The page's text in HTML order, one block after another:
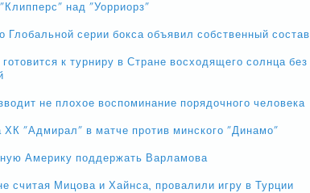
над "Уорриорз"
Глобальной серии бокса объявил собственный состав
к турниру в Стране восходящего солнца без
не плохое воспоминание порядочного человека
ХК "Адмирал" в матче против минского "Динамо"
Америку поддержать Варламова
считая Мицова и Хайнса, провалили игру в Турции